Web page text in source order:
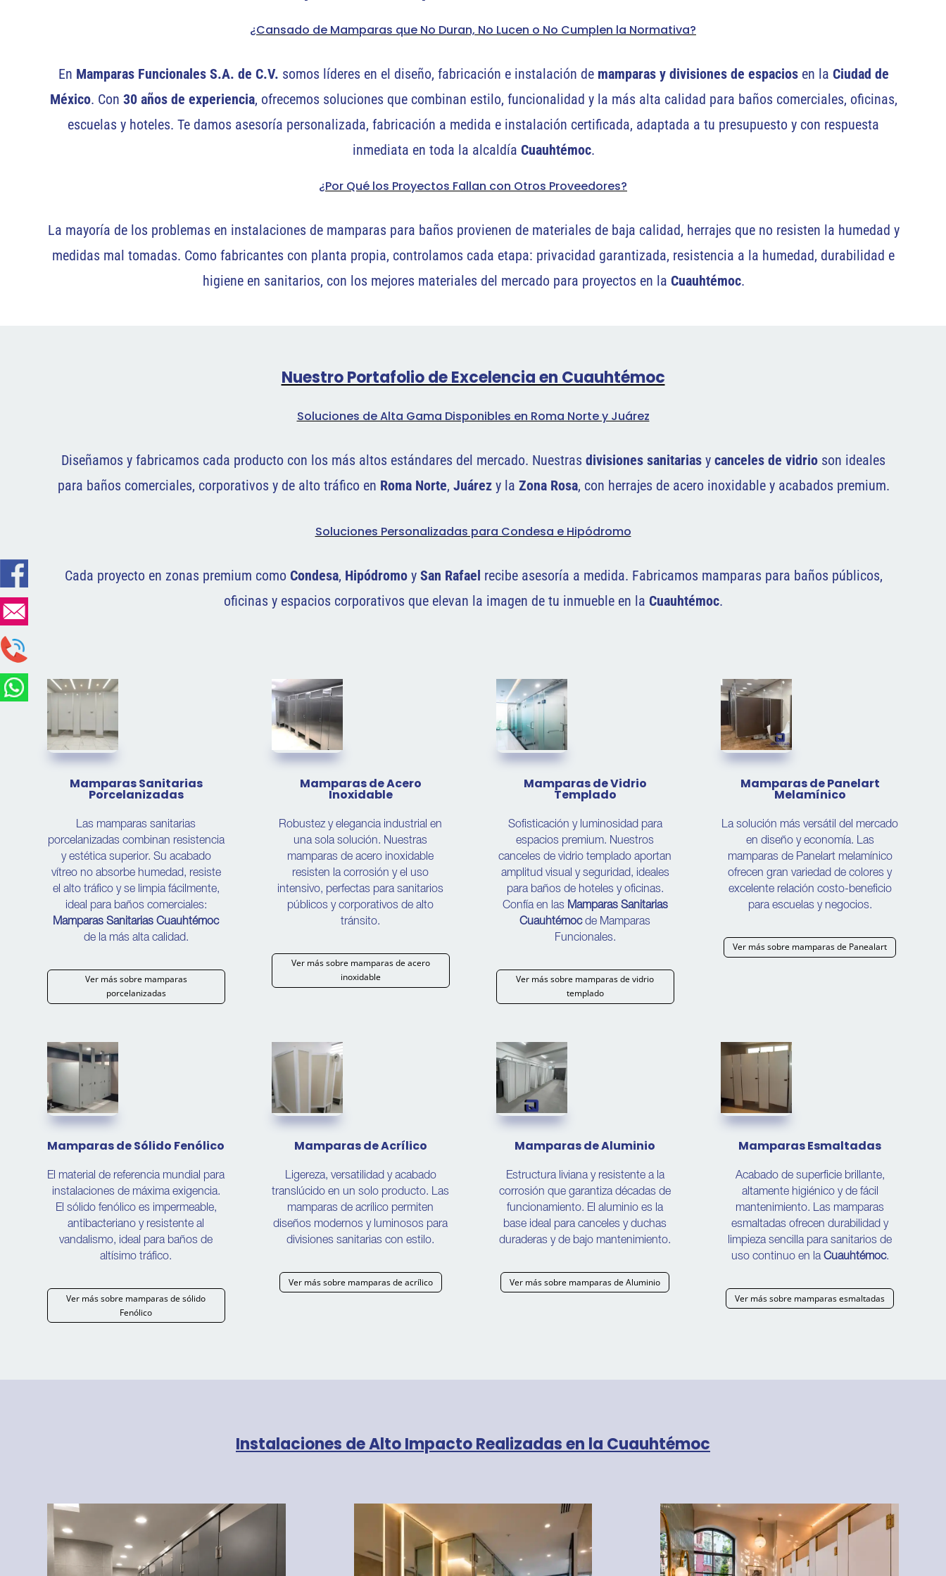
¿Cansado de Mamparas que No Duran, No Lucen o No Cumplen la Normativa?
En Mamparas Funcionales S.A. de C.V. somos líderes en el diseño, fabricación e instalación de mamparas y divisiones de espaciosen la Ciudad de
México. Con 30 años de experiencia, ofrecemos soluciones que combinan estilo, funcionalidad y la más alta calidad para baños comerciales, oficinas,
escuelas y hoteles. Te damos asesoría personalizada, fabricación a medida e instalación certificada, adaptada a tu presupuesto y con respuesta
inmediata en toda la alcaldía Cuauhtémoc.
¿Por Qué los Proyectos Fallan con Otros Proveedores?
La mayoría de los problemas en instalaciones de mamparas para baños provienen de materiales de baja calidad, herrajes que no resisten la humedad y
medidas mal tomadas. Como fabricantes con planta propia, controlamos cada etapa: privacidad garantizada, resistencia a la humedad, durabilidad e
higiene en sanitarios, con los mejores materiales del mercado para proyectos en la Cuauhtémoc.
Nuestro Portafolio de Excelencia en Cuauhtémoc
Soluciones de Alta Gama Disponibles en Roma Norte y Juárez
Diseñamos y fabricamos cada producto con los más altos estándares del mercado. Nuestras divisiones sanitarias y canceles de vidrio son ideales
para baños comerciales, corporativos y de alto tráfico en Roma Norte, Juárezy la Zona Rosa, con herrajes de acero inoxidable y acabados premium.
Soluciones Personalizadas para Condesa e Hipódromo
Cada proyecto en zonas premium como Condesa, Hipódromoy San Rafael recibe asesoría a medida. Fabricamos mamparas para baños públicos,
oficinas y espacios corporativos que elevan la imagen de tu inmueble en la Cuauhtémoc.
Mamparas Sanitarias
Porcelanizadas
Las mamparas sanitarias
porcelanizadas combinan resistencia
y estética superior. Su acabado
vítreo no absorbe humedad, resiste
el alto tráfico y se limpia fácilmente,
ideal para baños comerciales:
Mamparas Sanitarias Cuauhtémoc
de la más alta calidad.
Ver más sobre mamparas
porcelanizadas
Mamparas de Acero
Inoxidable
Robustez y elegancia industrial en
una sola solución. Nuestras
mamparas de acero inoxidable
resisten la corrosión y el uso
intensivo, perfectas para sanitarios
públicos y corporativos de alto
tránsito.
Ver más sobre mamparas de acero
inoxidable
Mamparas de Vidrio
Templado
Sofisticación y luminosidad para
espacios premium. Nuestros
canceles de vidrio templado aportan
amplitud visual y seguridad, ideales
para baños de hoteles y oficinas.
Confía en las Mamparas Sanitarias
Cuauhtémocde Mamparas
Funcionales.
Ver más sobre mamparas de vidrio
templado
Mamparas de Panelart
Melamínico
La solución más versátil del mercado
en diseño y economía. Las
mamparas de Panelart melamínico
ofrecen gran variedad de colores y
excelente relación costo-beneficio
para escuelas y negocios.
Ver más sobre mamparas de Panealart
Mamparas de Sólido Fenólico
El material de referencia mundial para
instalaciones de máxima exigencia.
El sólido fenólico es impermeable,
antibacteriano y resistente al
vandalismo, ideal para baños de
altísimo tráfico.
Ver más sobre mamparas de sólido
Fenólico
Mamparas de Acrílico
Ligereza, versatilidad y acabado
translúcido en un solo producto. Las
mamparas de acrílico permiten
diseños modernos y luminosos para
divisiones sanitarias con estilo.
Ver más sobre mamparas de acrílico
Mamparas de Aluminio
Estructura liviana y resistente a la
corrosión que garantiza décadas de
funcionamiento. El aluminio es la
base ideal para canceles y duchas
duraderas y de bajo mantenimiento.
Ver más sobre mamparas de Aluminio
Mamparas Esmaltadas
Acabado de superficie brillante,
altamente higiénico y de fácil
mantenimiento. Las mamparas
esmaltadas ofrecen durabilidad y
limpieza sencilla para sanitarios de
uso continuo en la Cuauhtémoc.
Ver más sobre mamparas esmaltadas
Instalaciones de Alto Impacto Realizadas en la Cuauhtémoc